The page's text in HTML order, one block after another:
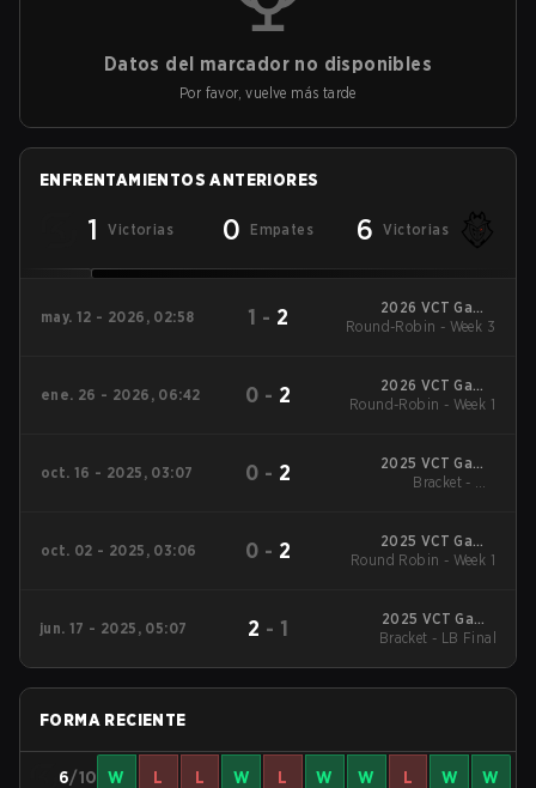
Datos del marcador no disponibles
Por favor, vuelve más tarde
ENFRENTAMIENTOS ANTERIORES
1 Victorias 0 Empates 6 Victorias
may. 12 - 2026, 02:58 1 - 2
2026 VCT Game
Changers EMEA: Stage
Round-Robin - Week 3
ene. 26 - 2026, 06:42 0 - 2
2026 VCT Game
Changers EMEA: Stage
Round-Robin - Week 1
oct. 16 - 2025, 03:07 0 - 2
2025 VCT Game
Changers EMEA: Stage
Bracket - UB
oct. 02 - 2025, 03:06 0 - 2
2025 VCT Game
Changers EMEA: Stage
Round Robin - Week 1
jun. 17 - 2025, 05:07 2 - 1
2025 VCT Game
Changers EMEA: Stage
Bracket - LB Final
FORMA RECIENTE
6/10 W L L W L W W L W W